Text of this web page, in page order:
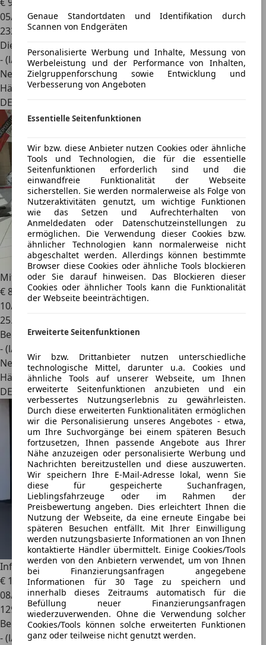
Genaue Standortdaten und Identifikation durch
Scannen von Endgeräten
Personalisierte Werbung und Inhalte, Messung von
Werbeleistung und der Performance von Inhalten,
Zielgruppenforschung sowie Entwicklung und
Verbesserung von Angeboten
Essentielle Seitenfunktionen
Wir bzw. diese Anbieter nutzen Cookies oder ähnliche
Tools und Technologien, die für die essentielle
Seitenfunktionen erforderlich sind und die
einwandfreie Funktionalität der Webseite
sicherstellen. Sie werden normalerweise als Folge von
Nutzeraktivitäten genutzt, um wichtige Funktionen
wie das Setzen und Aufrechterhalten von
Anmeldedaten oder Datenschutzeinstellungen zu
ermöglichen. Die Verwendung dieser Cookies bzw.
ähnlicher Technologien kann normalerweise nicht
abgeschaltet werden. Allerdings können bestimmte
Browser diese Cookies oder ähnliche Tools blockieren
oder Sie darauf hinweisen. Das Blockieren dieser
Cookies oder ähnlicher Tools kann die Funktionalität
der Webseite beeinträchtigen.
Erweiterte Seitenfunktionen
Wir bzw. Drittanbieter nutzen unterschiedliche
technologische Mittel, darunter u.a. Cookies und
ähnliche Tools auf unserer Webseite, um Ihnen
erweiterte Seitenfunktionen anzubieten und ein
verbessertes Nutzungserlebnis zu gewährleisten.
Durch diese erweiterten Funktionalitäten ermöglichen
wir die Personalisierung unseres Angebotes - etwa,
um Ihre Suchvorgänge bei einem späteren Besuch
fortzusetzen, Ihnen passende Angebote aus Ihrer
Nähe anzuzeigen oder personalisierte Werbung und
Nachrichten bereitzustellen und diese auszuwerten.
Wir speichern Ihre E-Mail-Adresse lokal, wenn Sie
diese für gespeicherte Suchanfragen,
Lieblingsfahrzeuge oder im Rahmen der
Preisbewertung angeben. Dies erleichtert Ihnen die
Nutzung der Webseite, da eine erneute Eingabe bei
späteren Besuchen entfällt. Mit Ihrer Einwilligung
werden nutzungsbasierte Informationen an von Ihnen
kontaktierte Händler übermittelt. Einige Cookies/Tools
werden von den Anbietern verwendet, um von Ihnen
bei Finanzierungsanfragen angegebene
Informationen für 30 Tage zu speichern und
innerhalb dieses Zeitraums automatisch für die
Befüllung neuer Finanzierungsanfragen
wiederzuverwenden. Ohne die Verwendung solcher
Cookies/Tools können solche erweiterten Funktionen
ganz oder teilweise nicht genutzt werden.
05/2013
232.973 km
Diesel
- (l/100 km)
Neu
Händler
DE 14772
Mitsubishi Space Star1.2 Select Garantie bis 2028! 1.Hand
€ 8.990
10/2023
25.078 km
Benzin
- (l/100 km)
Neu
Händler
DE 36251
Infiniti QX805.6L V8 LUXE/7-Sitzer/360/BOSE/SHZ/LHZ/R20
€ 16.950
08/2020
129.207 km
Benzin
- (l/100 km)